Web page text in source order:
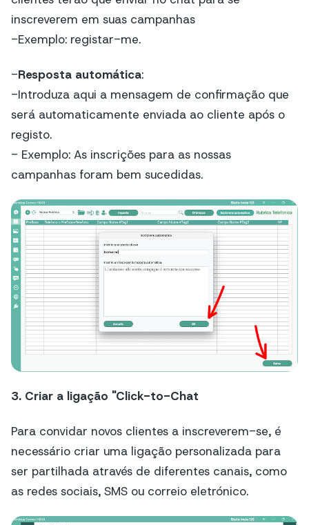
inscreverem em suas campanhas
-Exemplo: registar-me.
-Resposta automática:
-Introduza aqui a mensagem de confirmação que
será automaticamente enviada ao cliente após o
registo.
- Exemplo: As inscrições para as nossas
campanhas foram bem sucedidas.
3. Criar a ligação "Click-to-Chat
Para convidar novos clientes a inscreverem-se, é
necessário criar uma ligação personalizada para
ser partilhada através de diferentes canais, como
as redes sociais, SMS ou correio eletrónico.